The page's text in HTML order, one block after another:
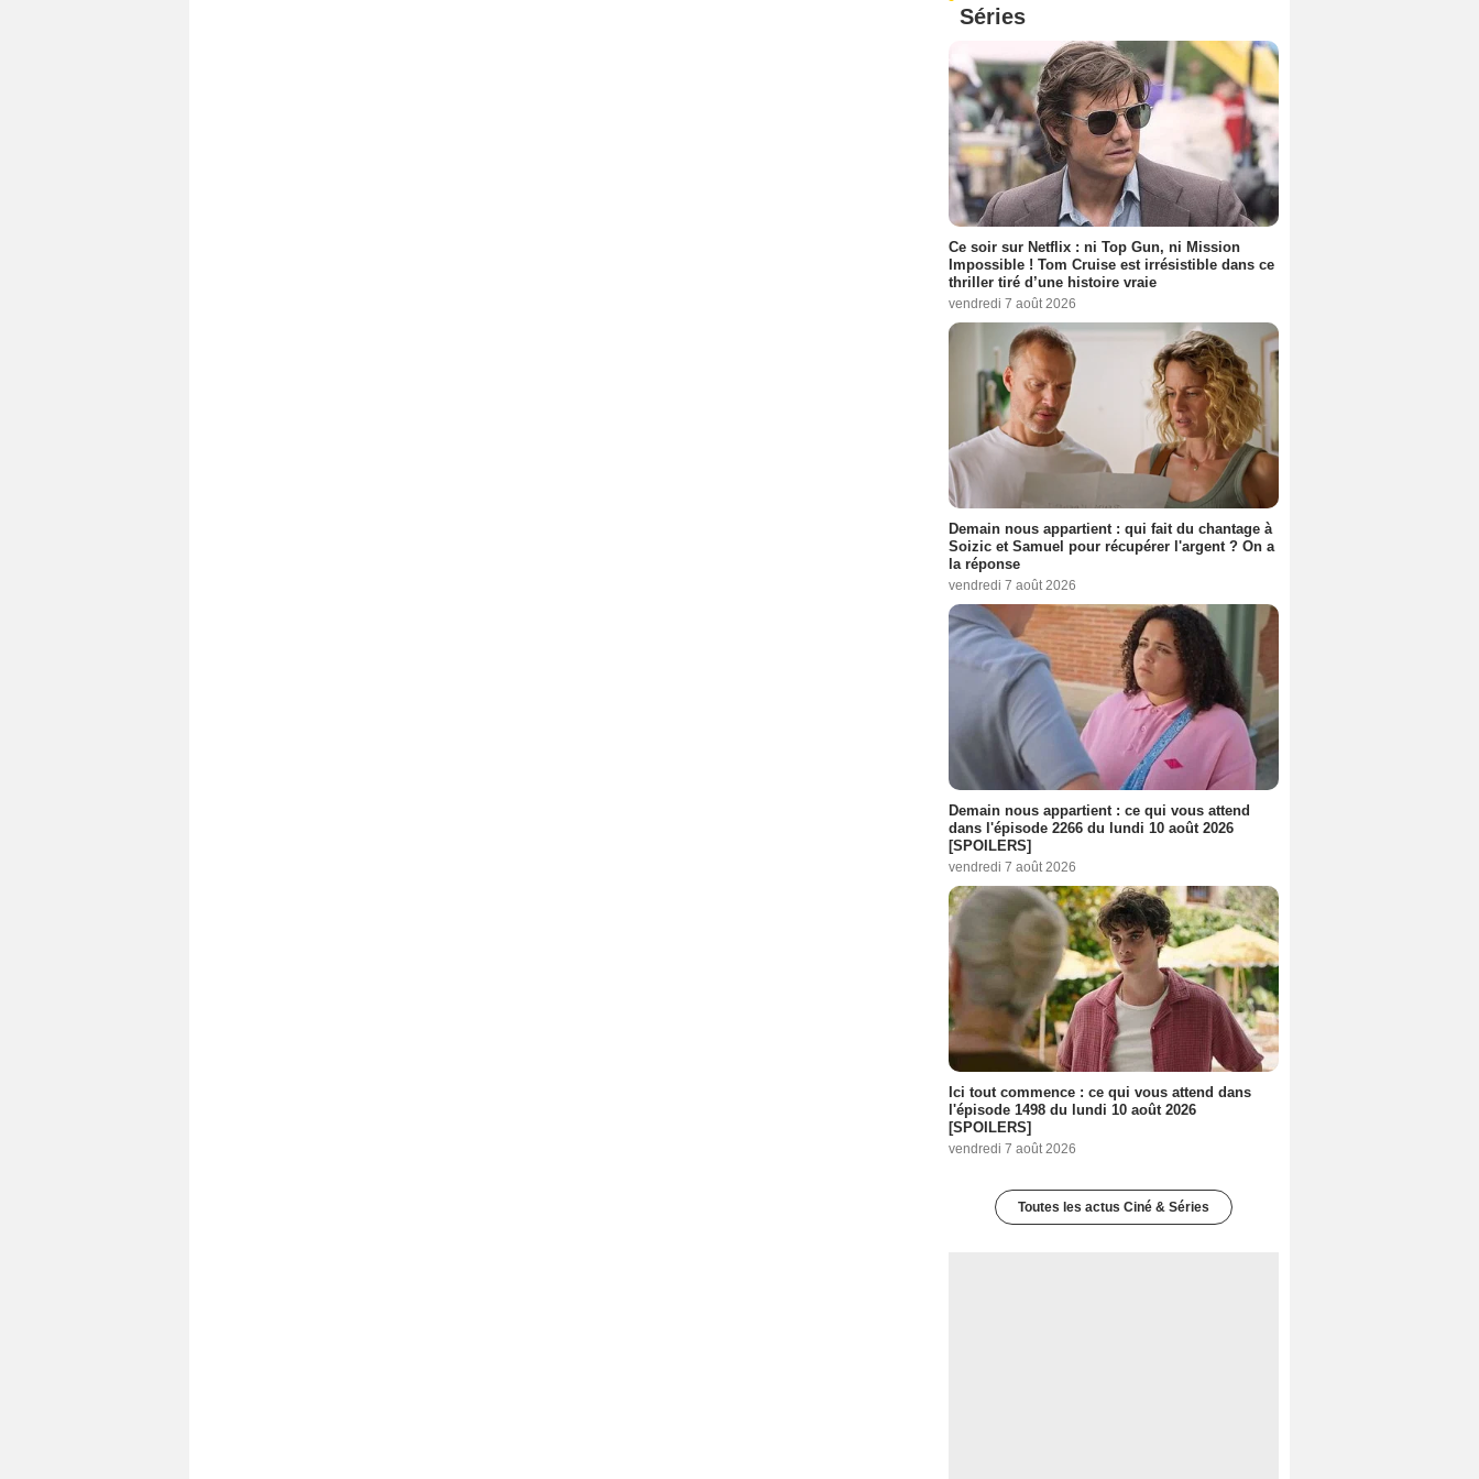
Séries
Ce soir sur Netflix : ni Top Gun, ni Mission
Impossible ! Tom Cruise est irrésistible dans ce
thriller tiré d’une histoire vraie
vendredi 7 août 2026
Demain nous appartient : qui fait du chantage à
Soizic et Samuel pour récupérer l'argent ? On a
la réponse
vendredi 7 août 2026
Demain nous appartient : ce qui vous attend
dans l'épisode 2266 du lundi 10 août 2026
[SPOILERS]
vendredi 7 août 2026
Ici tout commence : ce qui vous attend dans
l'épisode 1498 du lundi 10 août 2026
[SPOILERS]
vendredi 7 août 2026
Toutes les actus Ciné & Séries